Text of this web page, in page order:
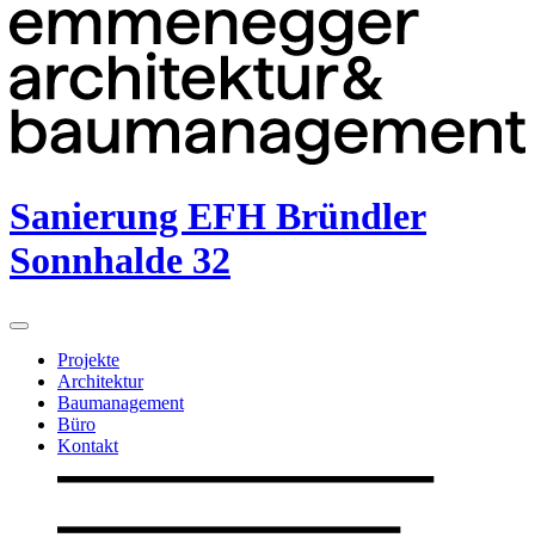
Sanierung EFH Bründler
Sonnhalde 32
Projekte
Architektur
Baumanagement
Büro
Kontakt